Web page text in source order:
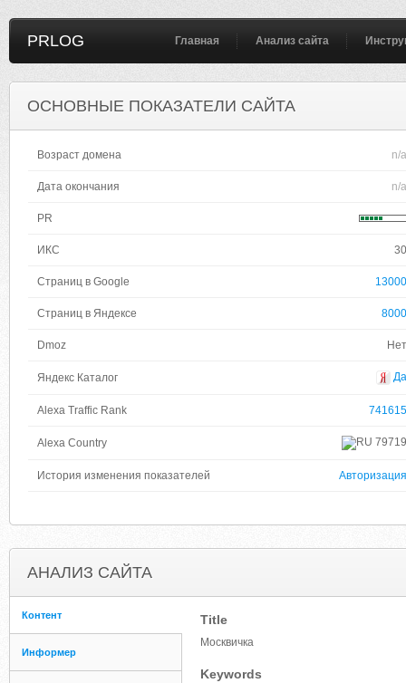
PRLOG Главная Анализ сайта
ОСНОВНЫЕ ПОКАЗАТЕЛИ САЙТА
Возраст домена n/a
Дата окончания n/a
PR
ИКС 30
Страниц в Google 13000
Страниц в Яндексе 8000
Dmoz Нет
Яндекс Каталог Да
Alexa Traffic Rank 741615
Alexa Country 79719
История изменения показателей Авторизация
АНАЛИЗ САЙТА
Контент
Информер
Title
Москвичка
Keywords